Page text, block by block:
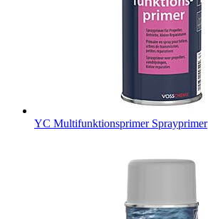
YC Multifunktionsprimer Sprayprimer